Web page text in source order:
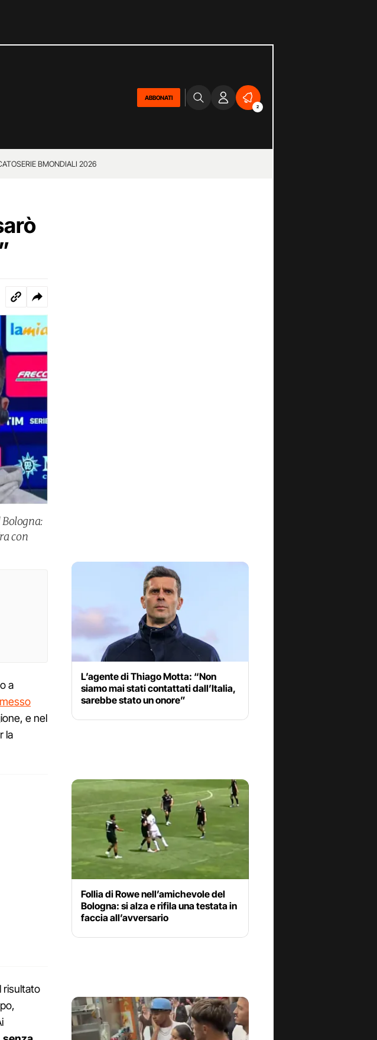
ABBONATI
2
SERIE BMONDIALI 2026
con
a
e nel
la
risultato
L’agente di Thiago Motta: “Non
siamo mai stati contattati dall’Italia,
sarebbe stato un onore”
Follia di Rowe nell’amichevole del
Bologna: si alza e rifila una testata in
faccia all’avversario